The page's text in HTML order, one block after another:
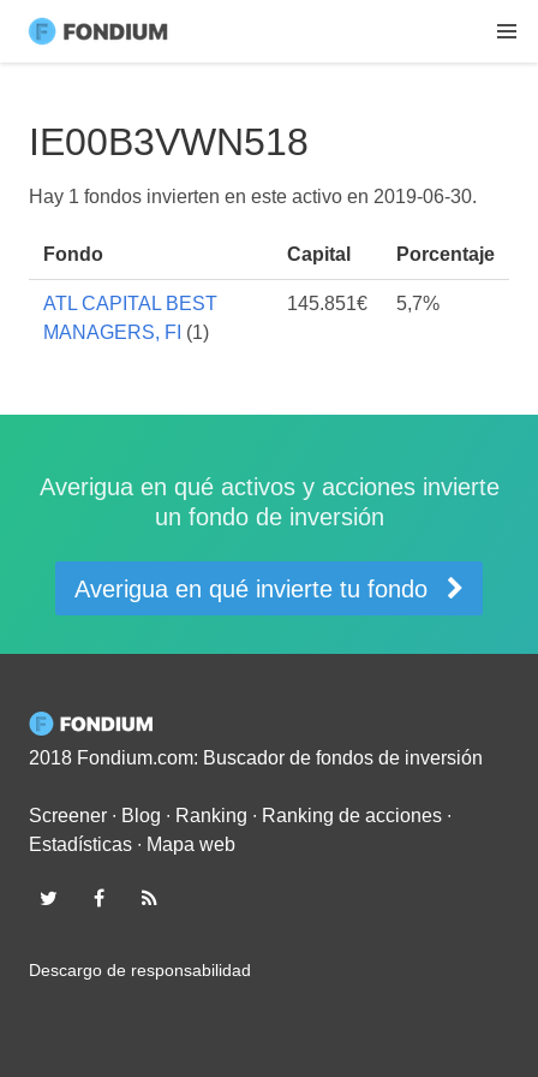
IE00B3VWN518
Hay 1 fondos invierten en este activo en 2019-06-30.
Fondo Capital Porcentaje
ATL CAPITAL BEST
MANAGERS, FI (1)
145.851€ 5,7%
Averigua en qué activos y acciones invierte
un fondo de inversión
Averigua en qué invierte tu fondo
2018 Fondium.com: Buscador de fondos de inversión
Screener ∙ Blog ∙ Ranking ∙ Ranking de acciones ∙
Estadísticas ∙ Mapa web
Descargo de responsabilidad